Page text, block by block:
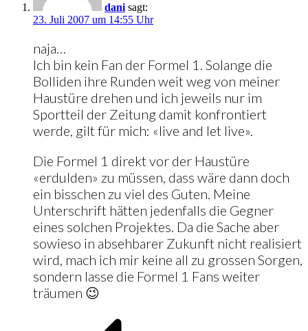
dani sagt:
23. Juli 2007 um 14:55 Uhr
naja…
Ich bin kein Fan der Formel 1. Solange die
Bolliden ihre Runden weit weg von meiner
Haustüre drehen und ich jeweils nur im
Sportteil der Zeitung damit konfrontiert
werde, gilt für mich: «live and let live».
Die Formel 1 direkt vor der Haustüre
«erdulden» zu müssen, dass wäre dann doch
ein bisschen zu viel des Guten. Meine
Unterschrift hätten jedenfalls die Gegner
eines solchen Projektes. Da die Sache aber
sowieso in absehbarer Zukunft nicht realisiert
wird, mach ich mir keine all zu grossen Sorgen,
sondern lasse die Formel 1 Fans weiter
träumen 😉